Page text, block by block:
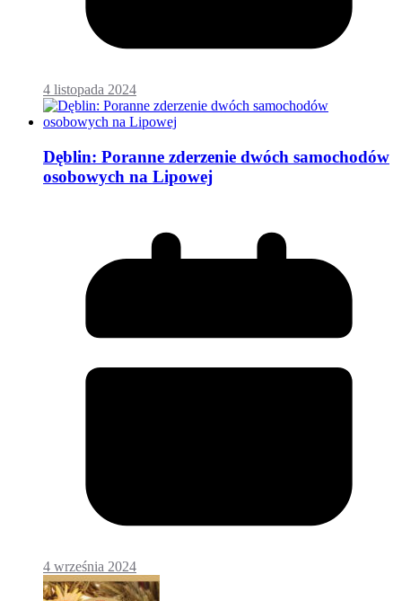
4 listopada 2024
Dęblin: Poranne zderzenie dwóch samochodów
osobowych na Lipowej
4 września 2024